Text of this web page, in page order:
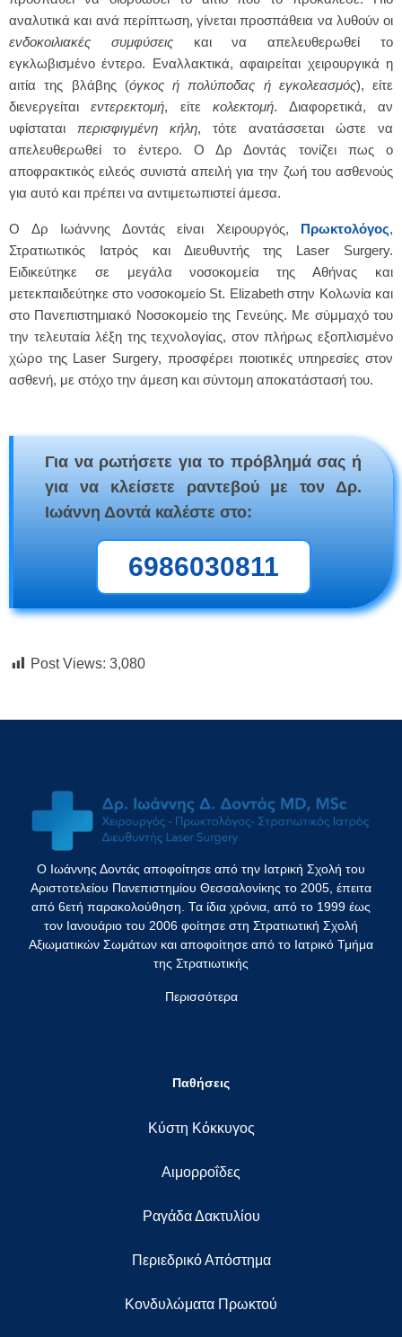
αναλυτικά και ανά περίπτωση, γίνεται προσπάθεια να λυθούν οι
ενδοκοιλιακές συμφύσειςκαι να απελευθερωθεί το
εγκλωβισμένο έντερο. Εναλλακτικά, αφαιρείται χειρουργικά η
αιτία της βλάβης (όγκος ή πολύποδας ή εγκολεασμός), είτε
διενεργείταιεντερεκτομή, είτεκολεκτομή. Διαφορετικά, αν
υφίσταται περισφιγμένη κήλη, τότε ανατάσσεται ώστε να
απελευθερωθεί το έντερο. Ο Δρ Δοντάς τονίζει πως ο
αποφρακτικός ειλεός συνιστά απειλή για την ζωή του ασθενούς
για αυτό και πρέπει να αντιμετωπιστεί άμεσα.
Ο Δρ Ιωάννης Δοντάς είναι Χειρουργός, Πρωκτολόγος,
Στρατιωτικός Ιατρός και Διευθυντής της Laser Surgery.
Ειδικεύτηκε σε μεγάλα νοσοκομεία της Αθήνας και
μετεκπαιδεύτηκε στο νοσοκομείο St. Elizabeth στην Κολωνία και
στο Πανεπιστημιακό Νοσοκομείο της Γενεύης. Με σύμμαχό του
την τελευταία λέξη της τεχνολογίας, στον πλήρως εξοπλισμένο
χώρο της Laser Surgery, προσφέρει ποιοτικές υπηρεσίες στον
ασθενή, με στόχο την άμεση και σύντομη αποκατάστασή του.
Για να ρωτήσετε για το πρόβλημά σας ή
για να κλείσετε ραντεβού με τον Δρ.
Ιωάννη Δοντά καλέστε στο:
6986030811
Post Views: 3,080
Ο Ιωάννης Δοντάς αποφοίτησε από την Ιατρική Σχολή του
Αριστοτελείου Πανεπιστημίου Θεσσαλονίκης το 2005, έπειτα
από 6ετή παρακολούθηση. Τα ίδια χρόνια, από το 1999 έως
τον Ιανουάριο του 2006 φοίτησε στη Στρατιωτική Σχολή
Αξιωματικών Σωμάτων και αποφοίτησε από το Ιατρικό Τμήμα
της Στρατιωτικής
Περισσότερα
Παθήσεις
Κύστη Κόκκυγος
Αιμορροΐδες
Ραγάδα Δακτυλίου
Περιεδρικό Απόστημα
Κονδυλώματα Πρωκτού